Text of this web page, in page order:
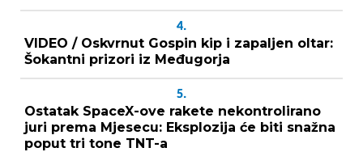
4.
VIDEO / Oskvrnut Gospin kip i zapaljen oltar:
Šokantni prizori iz Međugorja
5.
Ostatak SpaceX-ove rakete nekontrolirano
juri prema Mjesecu: Eksplozija će biti snažna
poput tri tone TNT-a